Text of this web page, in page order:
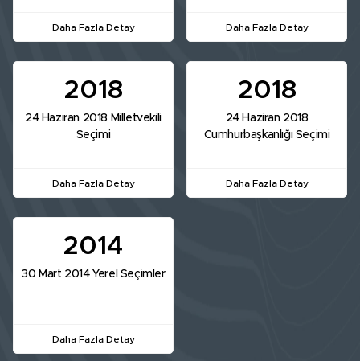
Daha Fazla Detay Daha Fazla Detay
2018
24 Haziran 2018 Milletvekili
Seçimi
Daha Fazla Detay
2018
24 Haziran 2018
Cumhurbaşkanlığı Seçimi
Daha Fazla Detay
2014
30 Mart 2014 Yerel Seçimler
Daha Fazla Detay